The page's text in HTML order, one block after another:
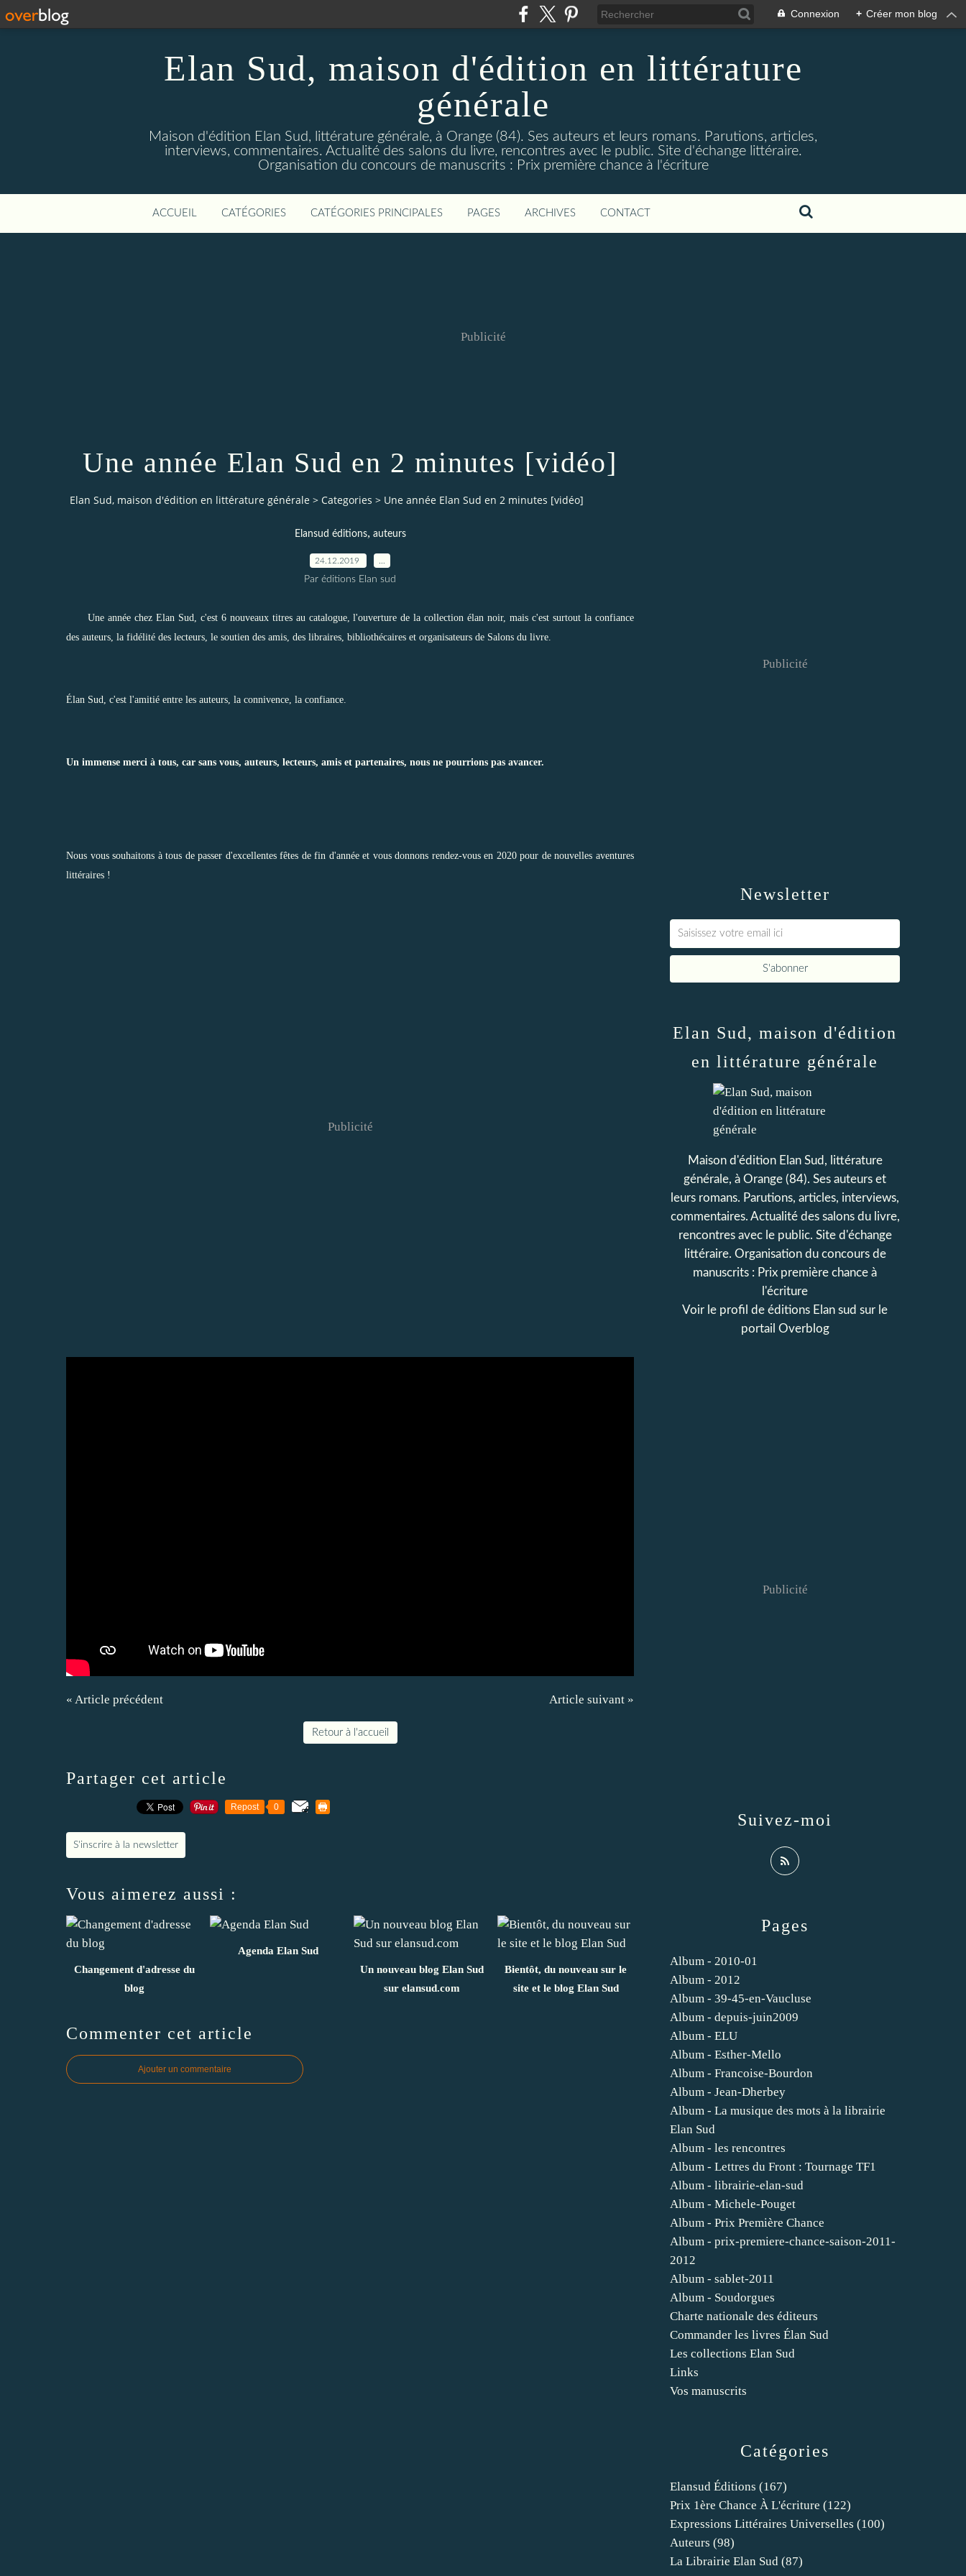
Connexion + Créer mon blog
Elan Sud, maison d'édition en littérature
générale
Maison d'édition Elan Sud, littérature générale, à Orange (84). Ses auteurs et leurs romans. Parutions, articles,
interviews, commentaires. Actualité des salons du livre, rencontres avec le public. Site d'échange littéraire.
Organisation du concours de manuscrits : Prix première chance à l'écriture
ACCUEIL CATÉGORIES CATÉGORIES PRINCIPALES PAGES ARCHIVES CONTACT
Publicité
Une année Elan Sud en 2 minutes [vidéo]
Elan Sud, maison d'édition en littérature générale > Categories > Une année Elan Sud en 2 minutes [vidéo]
Elansud éditions, auteurs
24.12.2019
Par éditions Elan sud
Une année chez Elan Sud, c'est 6 nouveaux titres au catalogue, l'ouverture de la collection élan noir, mais c'est surtout la confiance
des auteurs, la fidélité des lecteurs, le soutien des amis, des libraires, bibliothécaires et organisateurs de Salons du livre.
Élan Sud, c'est l'amitié entre les auteurs, la connivence, la confiance.
Un immense merci à tous, car sans vous, auteurs, lecteurs, amis et partenaires, nous ne pourrions pas avancer.
Nous vous souhaitons à tous de passer d'excellentes fêtes de fin d'année et vous donnons rendez-vous en 2020 pour de nouvelles aventures
littéraires !
Publicité
« Article précédent Article suivant »
Retour à l'accueil
Partager cet article
Repost 0
S'inscrire à la newsletter
Vous aimerez aussi :
Changement d'adresse du
blog
Agenda Elan Sud
Un nouveau blog Elan Sud
sur elansud.com
Bientôt, du nouveau sur le
site et le blog Elan Sud
Commenter cet article
Ajouter un commentaire
Newsletter
Publicité
Catégories
Elansud Éditions (167)
Prix 1ère Chance À L'écriture (122)
Expressions Littéraires Universelles (100)
Auteurs (98)
La Librairie Elan Sud (87)
Pages
Album - 2010-01
Album - 2012
Album - 39-45-en-Vaucluse
Album - depuis-juin2009
Album - ELU
Album - Esther-Mello
Album - Francoise-Bourdon
Album - Jean-Dherbey
Album - La musique des mots à la librairie
Elan Sud
Album - les rencontres
Album - Lettres du Front : Tournage TF1
Album - librairie-elan-sud
Album - Michele-Pouget
Album - Prix Première Chance
Album - prix-premiere-chance-saison-2011-
2012
Album - sablet-2011
Album - Soudorgues
Charte nationale des éditeurs
Commander les livres Élan Sud
Les collections Elan Sud
Links
Vos manuscrits
Elan Sud, maison d'édition
en littérature générale
Maison d'édition Elan Sud, littérature
générale, à Orange (84). Ses auteurs et
leurs romans. Parutions, articles, interviews,
commentaires. Actualité des salons du livre,
rencontres avec le public. Site d'échange
littéraire. Organisation du concours de
manuscrits : Prix première chance à
l'écriture
Voir le profil de éditions Elan sud sur le
portail Overblog
Suivez-moi
Publicité